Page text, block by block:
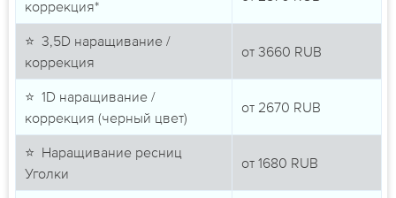
коррекция*
⭐ 3,5D наращивание /
коррекция
от 3660 RUB
⭐ 1D наращивание /
коррекция (черный цвет)
от 2670 RUB
⭐ Наращивание ресниц
Уголки
от 1680 RUB